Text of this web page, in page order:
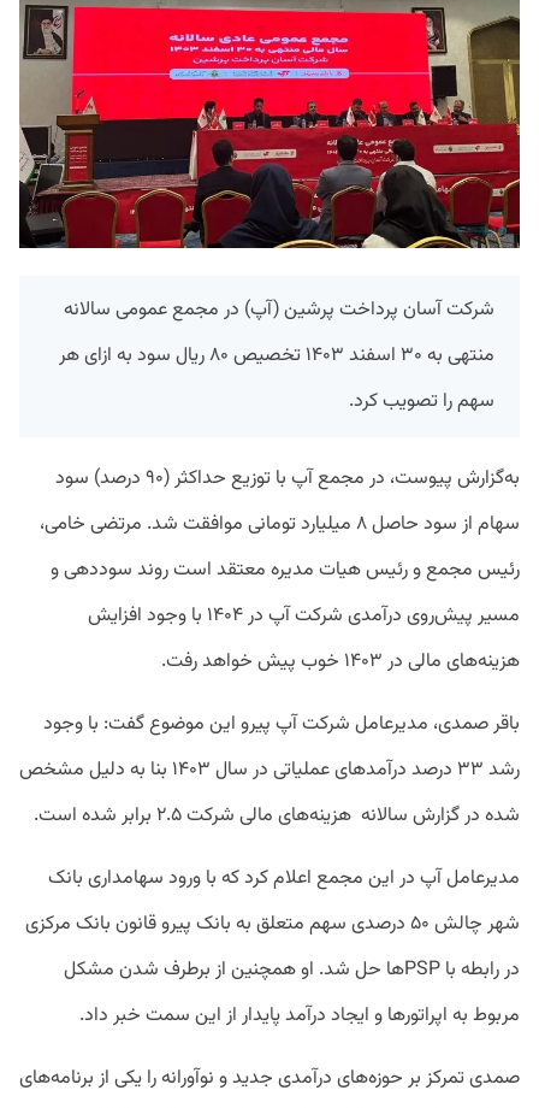
شرکت آسان پرداخت پرشین (آپ) در مجمع عمومی سالانه
منتهی به ۳۰ اسفند ۱۴۰۳ تخصیص ۸۰ ریال سود به ازای هر
سهم را تصویب کرد.
به‌گزارش پیوست، در مجمع آپ با توزیع حداکثر (۹۰ درصد) سود
سهام از سود حاصل ۸ میلیارد تومانی موافقت شد. مرتضی خامی،
رئیس مجمع و رئیس هیات مدیره معتقد است روند سوددهی و
مسیر پیش‌روی درآمدی شرکت آپ در ۱۴۰۴ با وجود افزایش
هزینه‌های مالی در ۱۴۰۳ خوب پیش خواهد رفت.
باقر صمدی، مدیرعامل شرکت آپ پیرو این موضوع گفت: با وجود
رشد ۳۳ درصد درآمدهای عملیاتی در سال ۱۴۰۳ بنا به دلیل مشخص
شده در گزارش سالانه هزینه‌های مالی شرکت ۲.۵ برابر شده است.
مدیرعامل آپ در این مجمع اعلام کرد که با ورود سهامداری بانک
شهر چالش ۵۰ درصدی سهم متعلق به بانک پیرو قانون بانک مرکزی
در رابطه با PSPها حل شد. او همچنین از برطرف شدن مشکل
مربوط به اپراتورها و ایجاد درآمد پایدار از این سمت خبر داد.
صمدی تمرکز بر حوزه‌های درآمدی جدید و نوآورانه را یکی از برنامه‌های